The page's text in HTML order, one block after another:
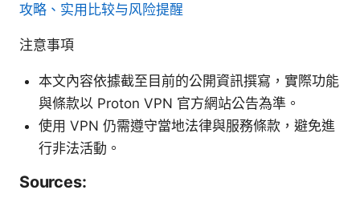
攻略、实用比较与风险提醒
注意事項
本文內容依據截至目前的公開資訊撰寫，實際功能
與條款以 Proton VPN 官方網站公告為準。
使用 VPN 仍需遵守當地法律與服務條款，避免進
行非法活動。
Sources: